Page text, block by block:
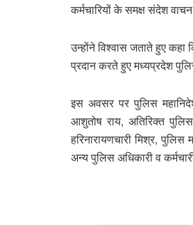
कर्मचारियों के समक्ष संदेश
उन्‍होंने विश्‍वास जताते हुए
प्रदान करते हुए मध्यप्रदेश
इस अवसर पर पुलिस
आशुतोष राय, अतिरिक्‍त
हरिनारायणचारी मिश्र,
अन्य पुलिस अधिकारी व